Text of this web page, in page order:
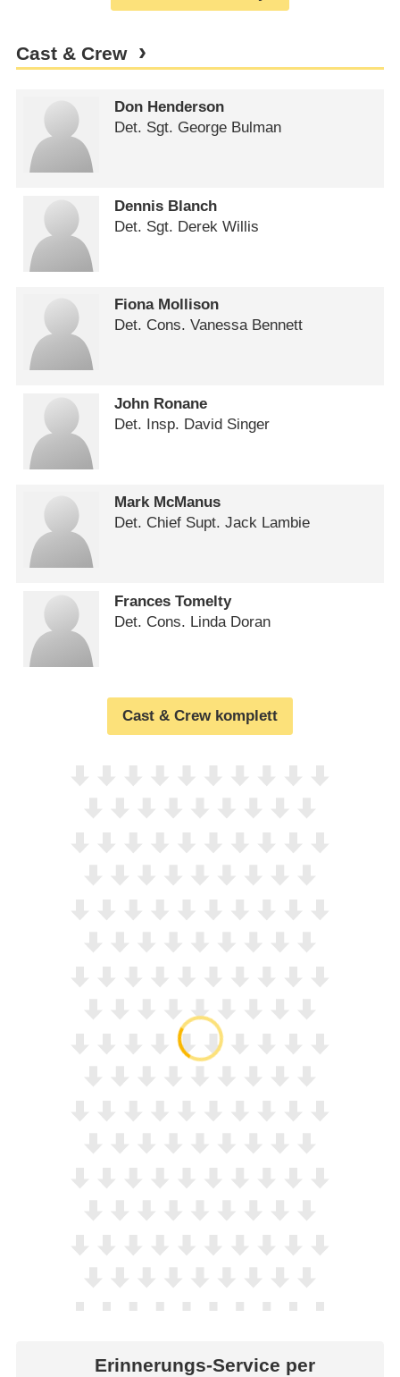
Cast & Crew
Don Henderson
Det. Sgt. George Bulman
Dennis Blanch
Det. Sgt. Derek Willis
Fiona Mollison
Det. Cons. Vanessa Bennett
John Ronane
Det. Insp. David Singer
Mark McManus
Det. Chief Supt. Jack Lambie
Frances Tomelty
Det. Cons. Linda Doran
Cast & Crew komplett
Erinnerungs-Service per